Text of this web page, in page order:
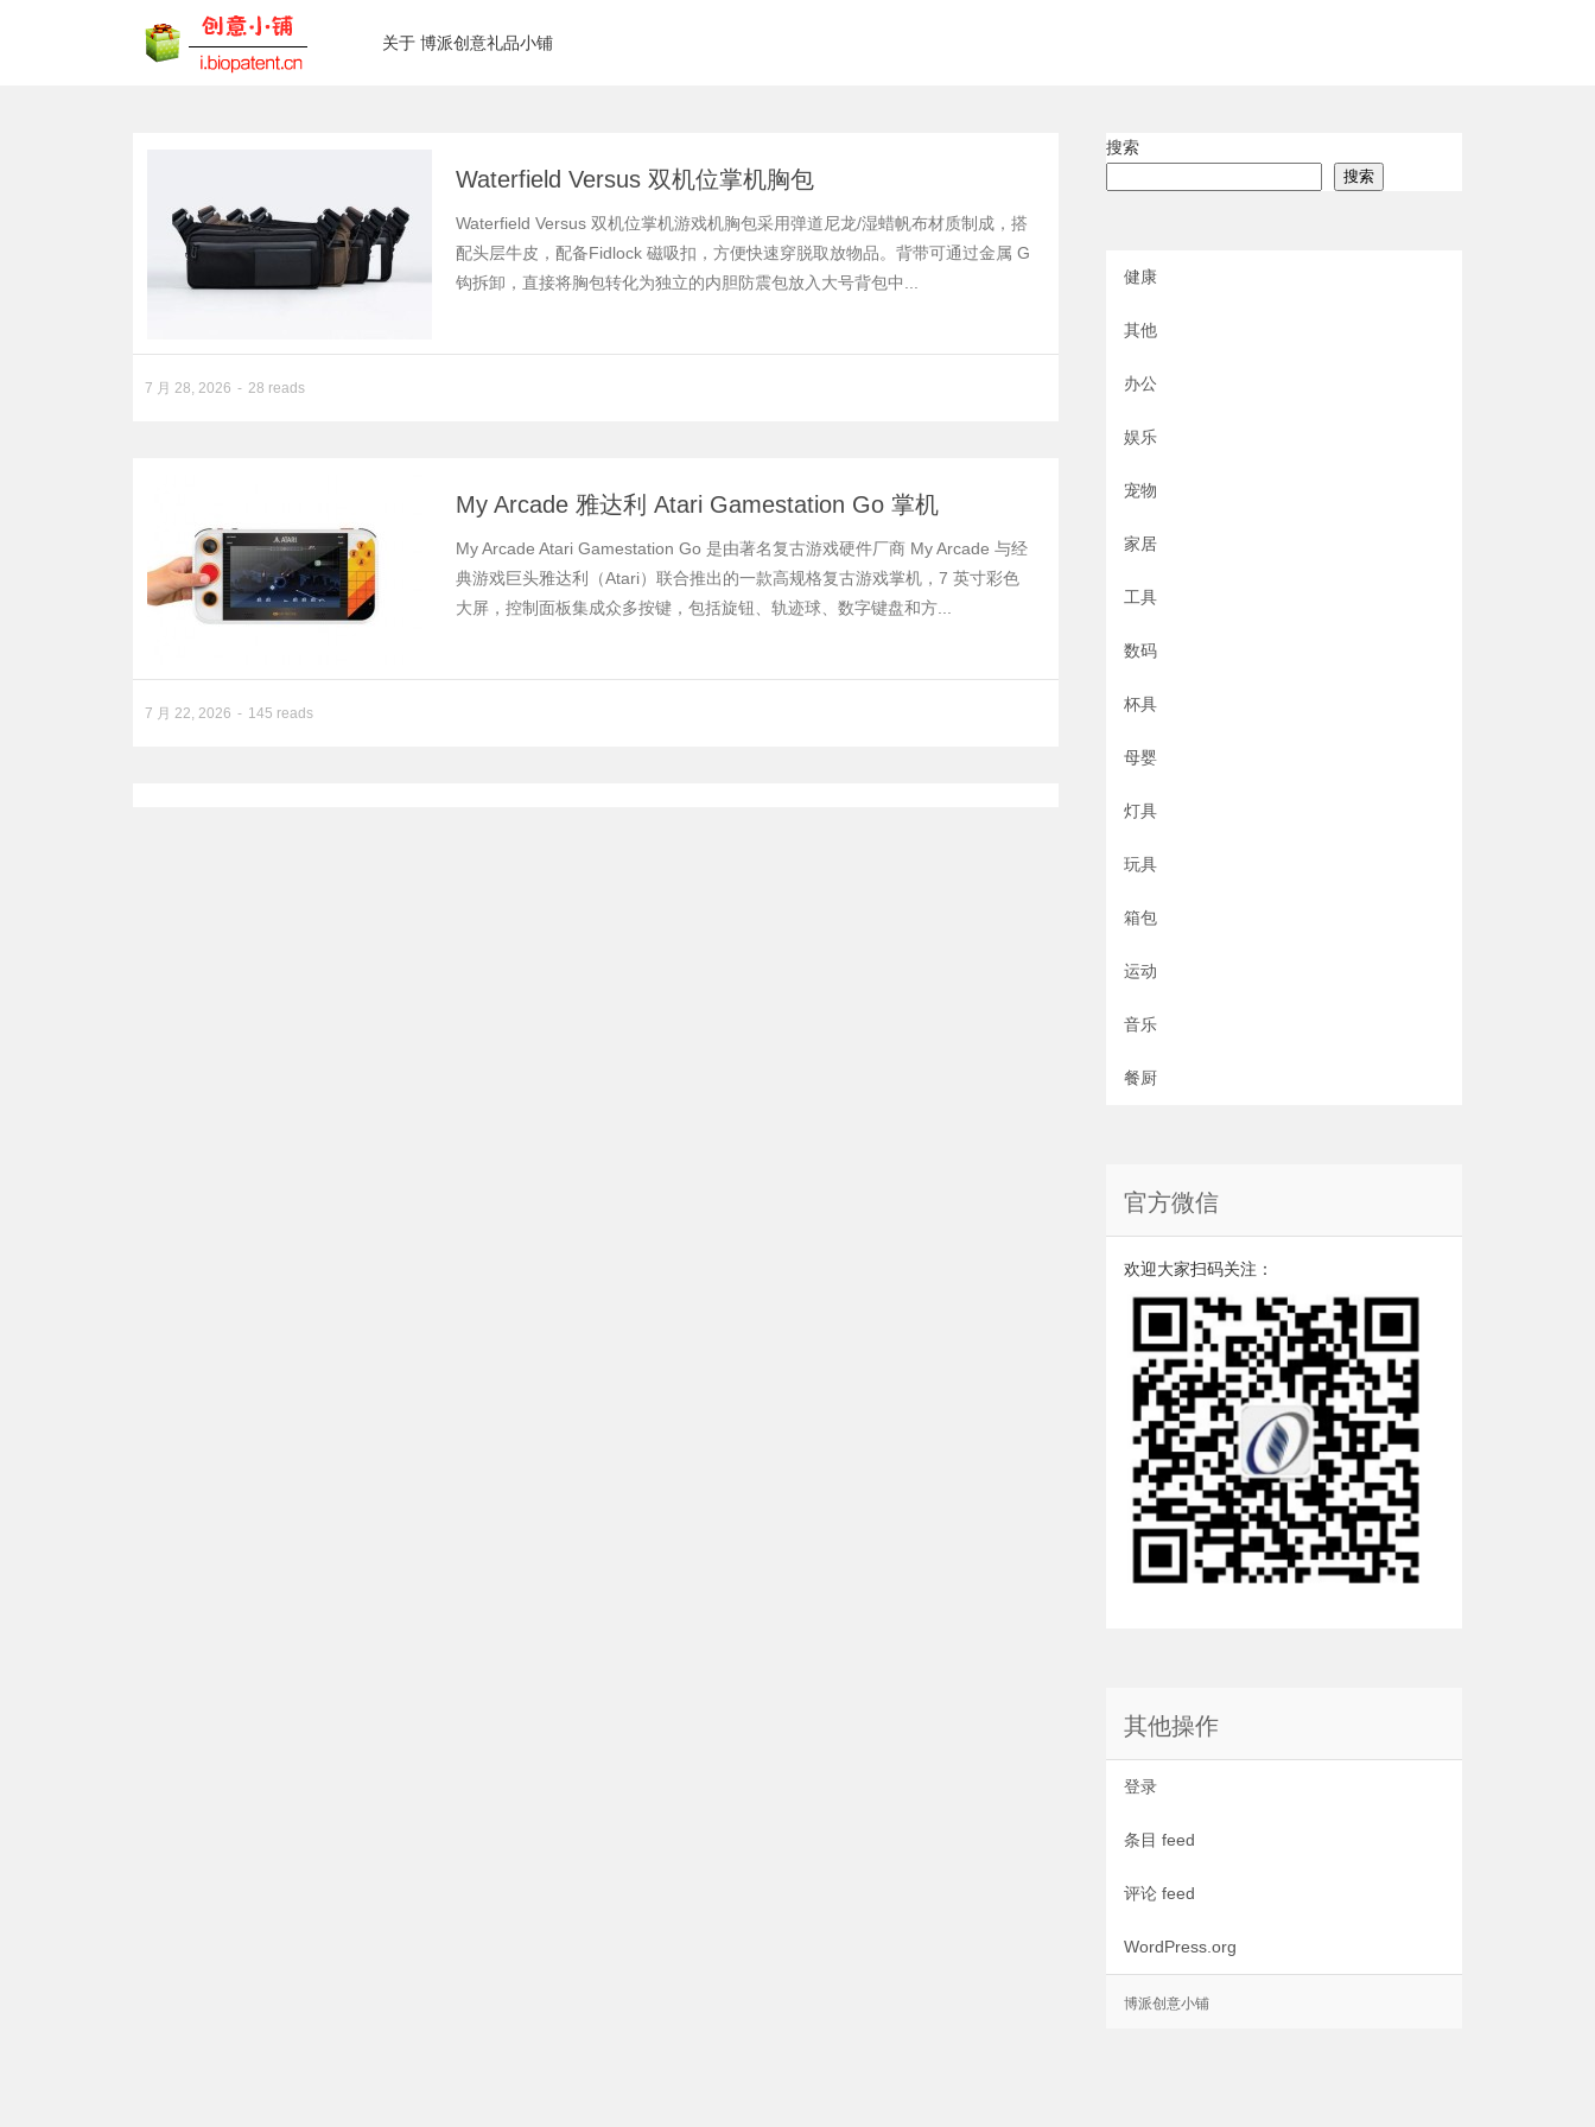
关于 博派创意礼品小铺
Waterfield Versus 双机位掌机胸包
Waterfield Versus 双机位掌机游戏机胸包采用弹道尼龙/湿蜡帆布材质制成，搭
配头层牛皮，配备Fidlock 磁吸扣，方便快速穿脱取放物品。背带可通过金属 G
钩拆卸，直接将胸包转化为独立的内胆防震包放入大号背包中...
7 月 28, 2026 28 reads
My Arcade 雅达利 Atari Gamestation Go 掌机
My Arcade Atari Gamestation Go 是由著名复古游戏硬件厂商 My Arcade 与经
典游戏巨头雅达利（Atari）联合推出的一款高规格复古游戏掌机，7 英寸彩色
大屏，控制面板集成众多按键，包括旋钮、轨迹球、数字键盘和方...
7 月 22, 2026 145 reads
搜索
搜索
健康
其他
办公
娱乐
宠物
家居
工具
数码
杯具
母婴
灯具
玩具
箱包
运动
音乐
餐厨
官方微信
欢迎大家扫码关注：
其他操作
登录
条目 feed
评论 feed
WordPress.org